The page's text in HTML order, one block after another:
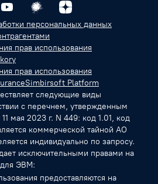
персональных данных
прав использования
прав использования
Platform
следующие виды
с перечнем, утвержденным
мая 2023 г. N 449: код 1.01, код
коммерческой тайной АО
индивидуально по запросу.
исключительными правами на
ЭВМ:
предоставляются на